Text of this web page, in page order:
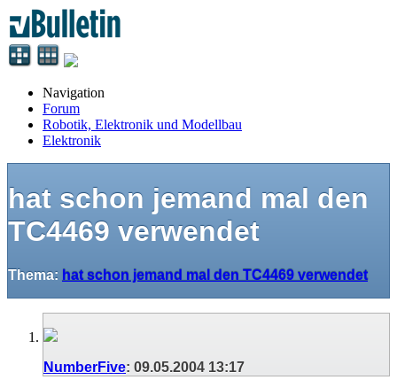
Navigation
Forum
Robotik, Elektronik und Modellbau
Elektronik
hat schon jemand mal den
TC4469 verwendet
Thema: hat schon jemand mal den TC4469 verwendet
NumberFive: 09.05.2004 13:17